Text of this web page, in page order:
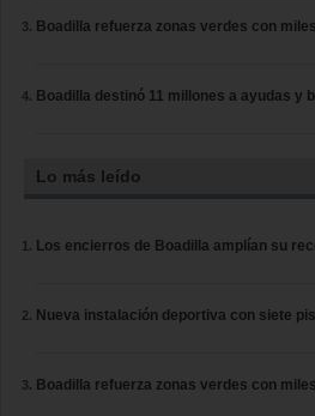
Boadilla refuerza zonas verdes con
Boadilla destinó 11 millones a ayudas y
Lo más leído
Los encierros de Boadilla amplían su
Nueva instalación deportiva con siete
Boadilla refuerza zonas verdes con